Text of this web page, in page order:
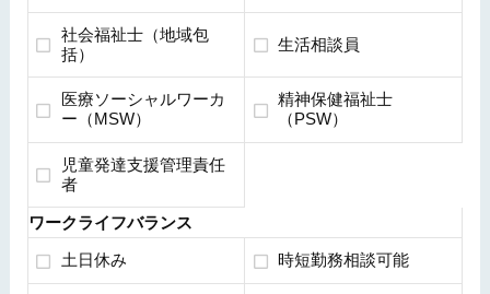
社会福祉士（地域包
括）
生活相談員
医療ソーシャルワーカ
ー（MSW）
精神保健福祉士
（PSW）
児童発達支援管理責任
者
ワークライフバランス
土日休み 時短勤務相談可能